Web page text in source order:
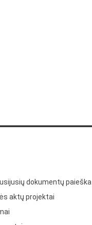
dokumentų paieška
aktų projektai